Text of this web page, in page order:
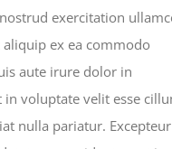
exercitation
ex ea commodo
aute irure dolor in
in voluptate velit esse
nulla pariatur.